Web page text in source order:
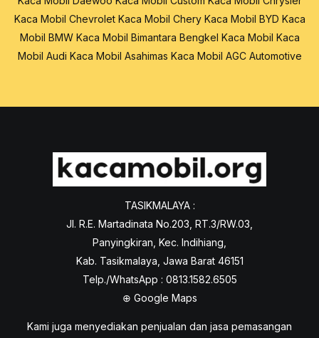
Kaca Mobil Chevrolet Kaca Mobil Chery Kaca Mobil BYD Kaca
Mobil BMW Kaca Mobil Bimantara Bengkel Kaca Mobil Kaca
Mobil Audi Kaca Mobil Asahimas Kaca Mobil AGC Automotive
TASIKMALAYA :
Jl. R.E. Martadinata No.203, RT.3/RW.03,
Panyingkiran, Kec. Indihiang,
Kab. Tasikmalaya, Jawa Barat 46151
Telp./WhatsApp : 0813.1582.6505
⊕ Google Maps
Kami juga menyediakan penjualan dan jasa pemasangan